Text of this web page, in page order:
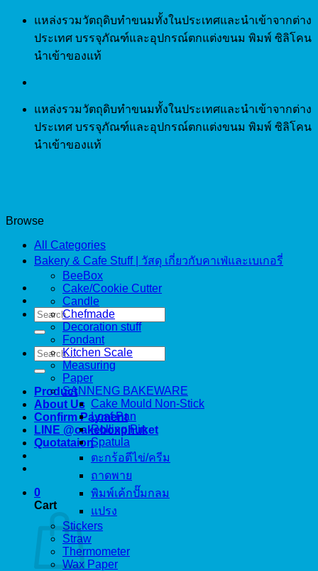
Skip
content
แหล่งรวมวัตถุดิบทำขนมทั้งในประเทศและนำเข้าจากต่าง
ประเทศ บรรจุภัณฑ์และอุปกรณ์ตกแต่งขนม พิมพ์ ซิลิโคน
นำเข้าของแท้
แหล่งรวมวัตถุดิบทำขนมทั้งในประเทศและนำเข้าจากต่าง
ประเทศ บรรจุภัณฑ์และอุปกรณ์ตกแต่งขนม พิมพ์ ซิลิโคน
นำเข้าของแท้
Search
for:
Search
for:
Product
About Us
Confirm Payment
LINE @cakeboxphuket
Quotataion
0
Cart
Browse
All Categories
Bakery & Cafe Stuff | วัสดุ เกี่ยวกับคาเฟ่และเบเกอรี่
BeeBox
Cake/Cookie Cutter
Candle
Chefmade
Decoration stuff
Fondant
Kitchen Scale
Measuring
Paper
SANNENG BAKEWARE
Cake Mould Non-Stick
Loaf Pan
Rolling Pin
Spatula
ตะกร้อตีไข่/ครีม
ถาดพาย
พิมพ์เค้กปั๊มกลม
แปรง
Stickers
Straw
Thermometer
Wax Paper